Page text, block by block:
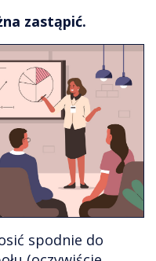
zastąpić.
spodnie do